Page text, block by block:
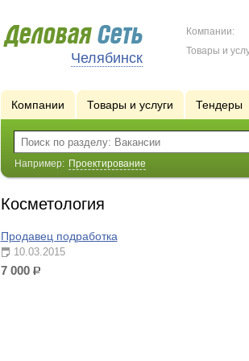
Челябинск
Компании:
Товары и
Компании Товары и услуги Тендеры
Например: Проектирование
Косметология
Продавец подработка
10.03.2015
7 000 р.